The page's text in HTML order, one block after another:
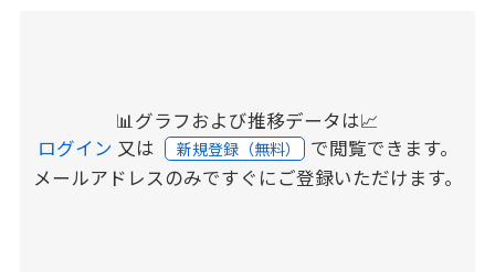
📊グラフおよび推移データは📈
ログイン 又は 新規登録（無料） で閲覧できます。
メールアドレスのみですぐにご登録いただけます。